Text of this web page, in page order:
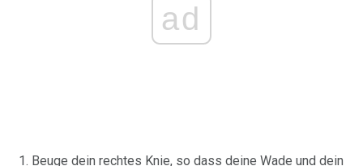
ad
Beuge dein rechtes Knie, so dass deine Wade und dein